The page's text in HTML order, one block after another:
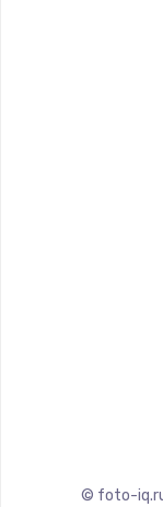
© foto-